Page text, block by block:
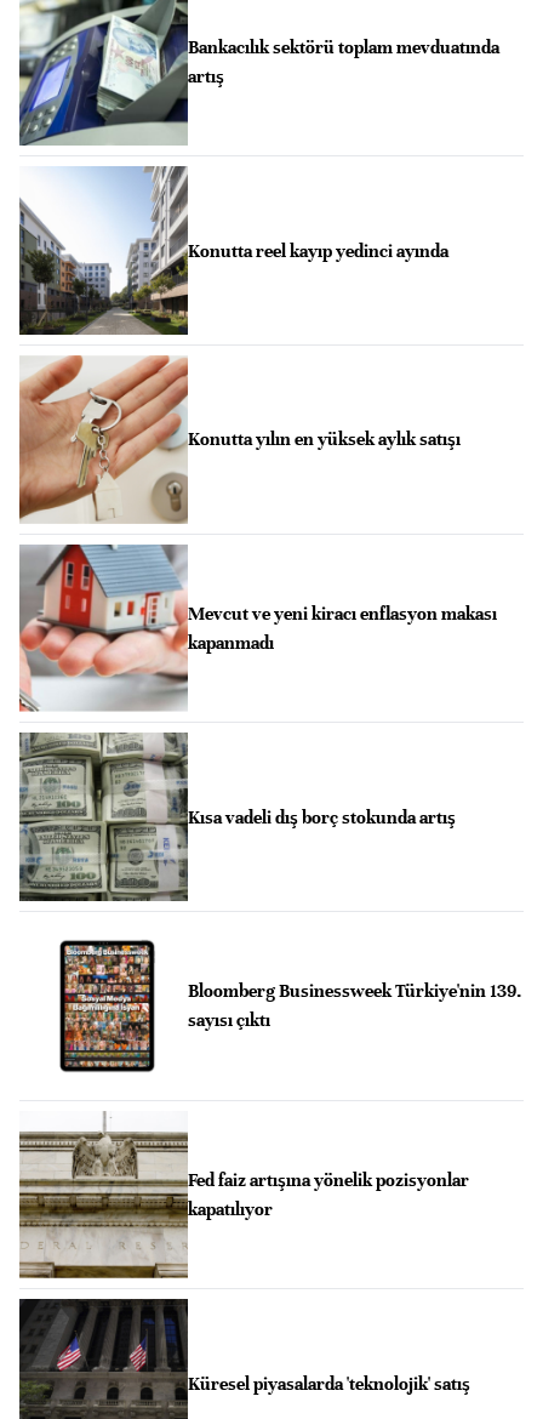
Bankacılık sektörü toplam mevduatında
artış
Konutta reel kayıp yedinci ayında
Konutta yılın en yüksek aylık satışı
Mevcut ve yeni kiracı enflasyon makası
kapanmadı
Kısa vadeli dış borç stokunda artış
Bloomberg Businessweek Türkiye'nin 139.
sayısı çıktı
Fed faiz artışına yönelik pozisyonlar
kapatılıyor
Küresel piyasalarda 'teknolojik' satış